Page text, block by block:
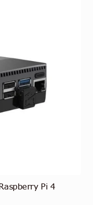
Pi 4